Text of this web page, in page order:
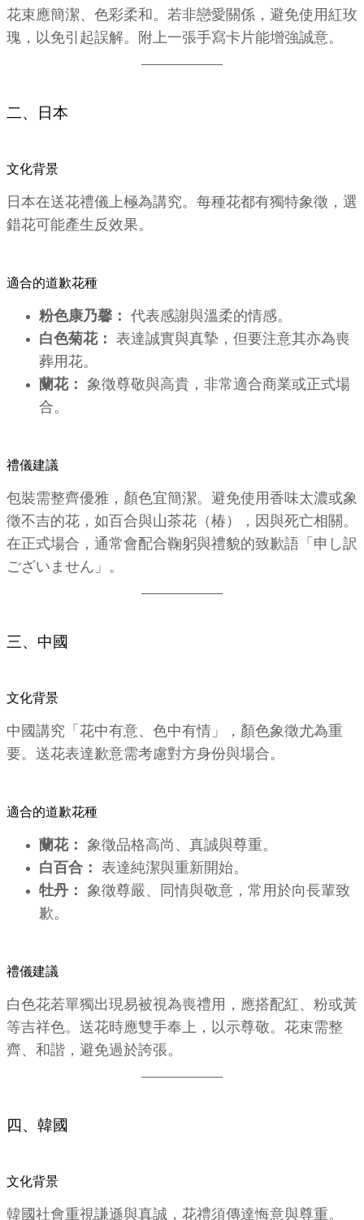
花束應簡潔、色彩柔和。若非戀愛關係，避免使用紅玫
瑰，以免引起誤解。附上一張手寫卡片能增強誠意。
二、日本
文化背景
日本在送花禮儀上極為講究。每種花都有獨特象徵，選
錯花可能產生反效果。
適合的道歉花種
粉色康乃馨：
代表感謝與溫柔的情感。
白色菊花：
表達誠實與真摯，但要注意其亦為喪
葬用花。
蘭花：
象徵尊敬與高貴，非常適合商業或正式場
合。
禮儀建議
包裝需整齊優雅，顏色宜簡潔。避免使用香味太濃或象
徵不吉的花，如百合與山茶花（椿），因與死亡相關。
在正式場合，通常會配合鞠躬與禮貌的致歉語「申し訳
ございません」。
三、中國
文化背景
中國講究「花中有意、色中有情」，顏色象徵尤為重
要。送花表達歉意需考慮對方身份與場合。
適合的道歉花種
蘭花：
象徵品格高尚、真誠與尊重。
白百合：
表達純潔與重新開始。
牡丹：
象徵尊嚴、同情與敬意，常用於向長輩致
歉。
禮儀建議
白色花若單獨出現易被視為喪禮用，應搭配紅、粉或黃
等吉祥色。送花時應雙手奉上，以示尊敬。花束需整
齊、和諧，避免過於誇張。
四、韓國
文化背景
韓國社會重視謙遜與真誠，花禮須傳達悔意與尊重。